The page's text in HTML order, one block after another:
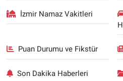
İzmir Namaz Vakitleri
Puan Durumu ve Fikstür
Son Dakika Haberleri